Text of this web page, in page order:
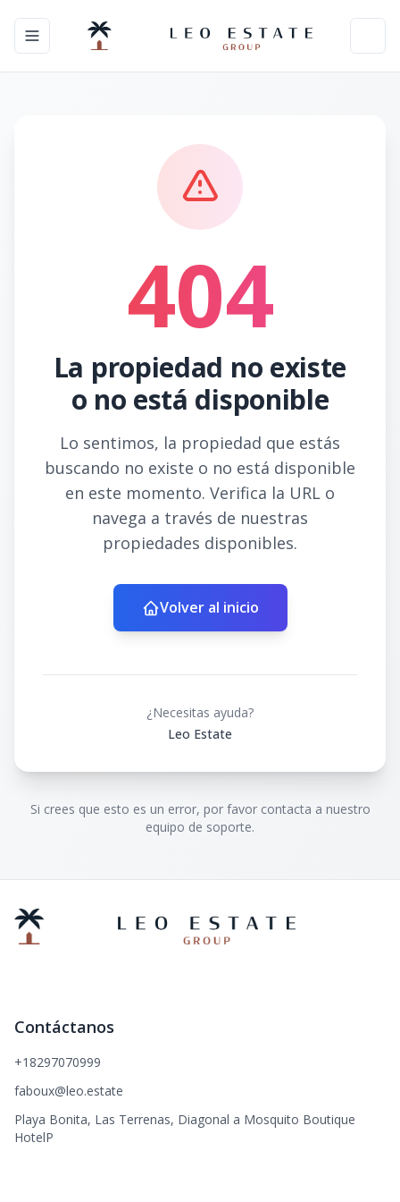
Toggle navigation menu
404
La propiedad no existe
o no está disponible
Lo sentimos, la propiedad que estás
buscando no existe o no está disponible
en este momento. Verifica la URL o
navega a través de nuestras
propiedades disponibles.
Volver al inicio
¿Necesitas ayuda?
Leo Estate
Si crees que esto es un error, por favor contacta a nuestro
equipo de soporte.
Contáctanos
+18297070999
faboux@leo.estate
Playa Bonita, Las Terrenas, Diagonal a Mosquito Boutique
HotelP